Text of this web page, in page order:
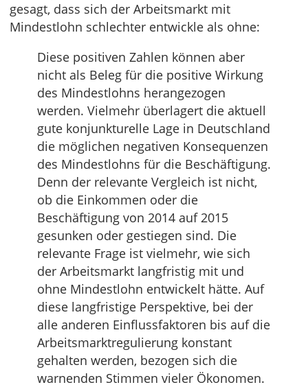
gesagt, dass sich der Arbeitsmarkt mit
Mindestlohn schlechter entwickle als ohne:
Diese positiven Zahlen können aber
nicht als Beleg für die positive Wirkung
des Mindestlohns herangezogen
werden. Vielmehr überlagert die aktuell
gute konjunkturelle Lage in Deutschland
die möglichen negativen Konsequenzen
des Mindestlohns für die Beschäftigung.
Denn der relevante Vergleich ist nicht,
ob die Einkommen oder die
Beschäftigung von 2014 auf 2015
gesunken oder gestiegen sind. Die
relevante Frage ist vielmehr, wie sich
der Arbeitsmarkt langfristig mit und
ohne Mindestlohn entwickelt hätte. Auf
diese langfristige Perspektive, bei der
alle anderen Einflussfaktoren bis auf die
Arbeitsmarktregulierung konstant
gehalten werden, bezogen sich die
warnenden Stimmen vieler Ökonomen.